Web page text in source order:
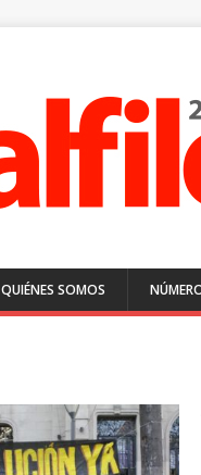
QUIÉNES SOMOS